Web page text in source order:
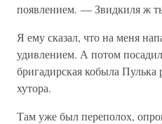
появлением. — Звидкиля ж
Я ему сказал, что на меня
удивлением. А потом
бригадирская кобыла Пулька
хутора.
Там уже был переполох,